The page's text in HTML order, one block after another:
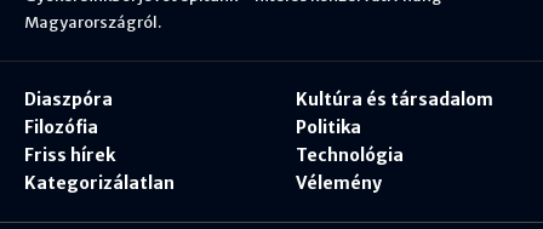
Magyarországról.
Diaszpóra
Filozófia
Friss hírek
Kategorizálatlan
Kultúra és társadalom
Politika
Technológia
Vélemény